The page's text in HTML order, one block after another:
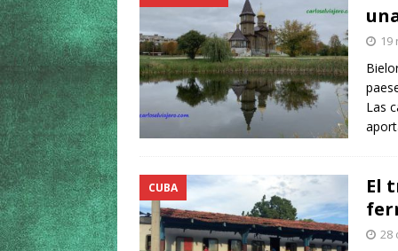
19
Las
CUBA
El
28